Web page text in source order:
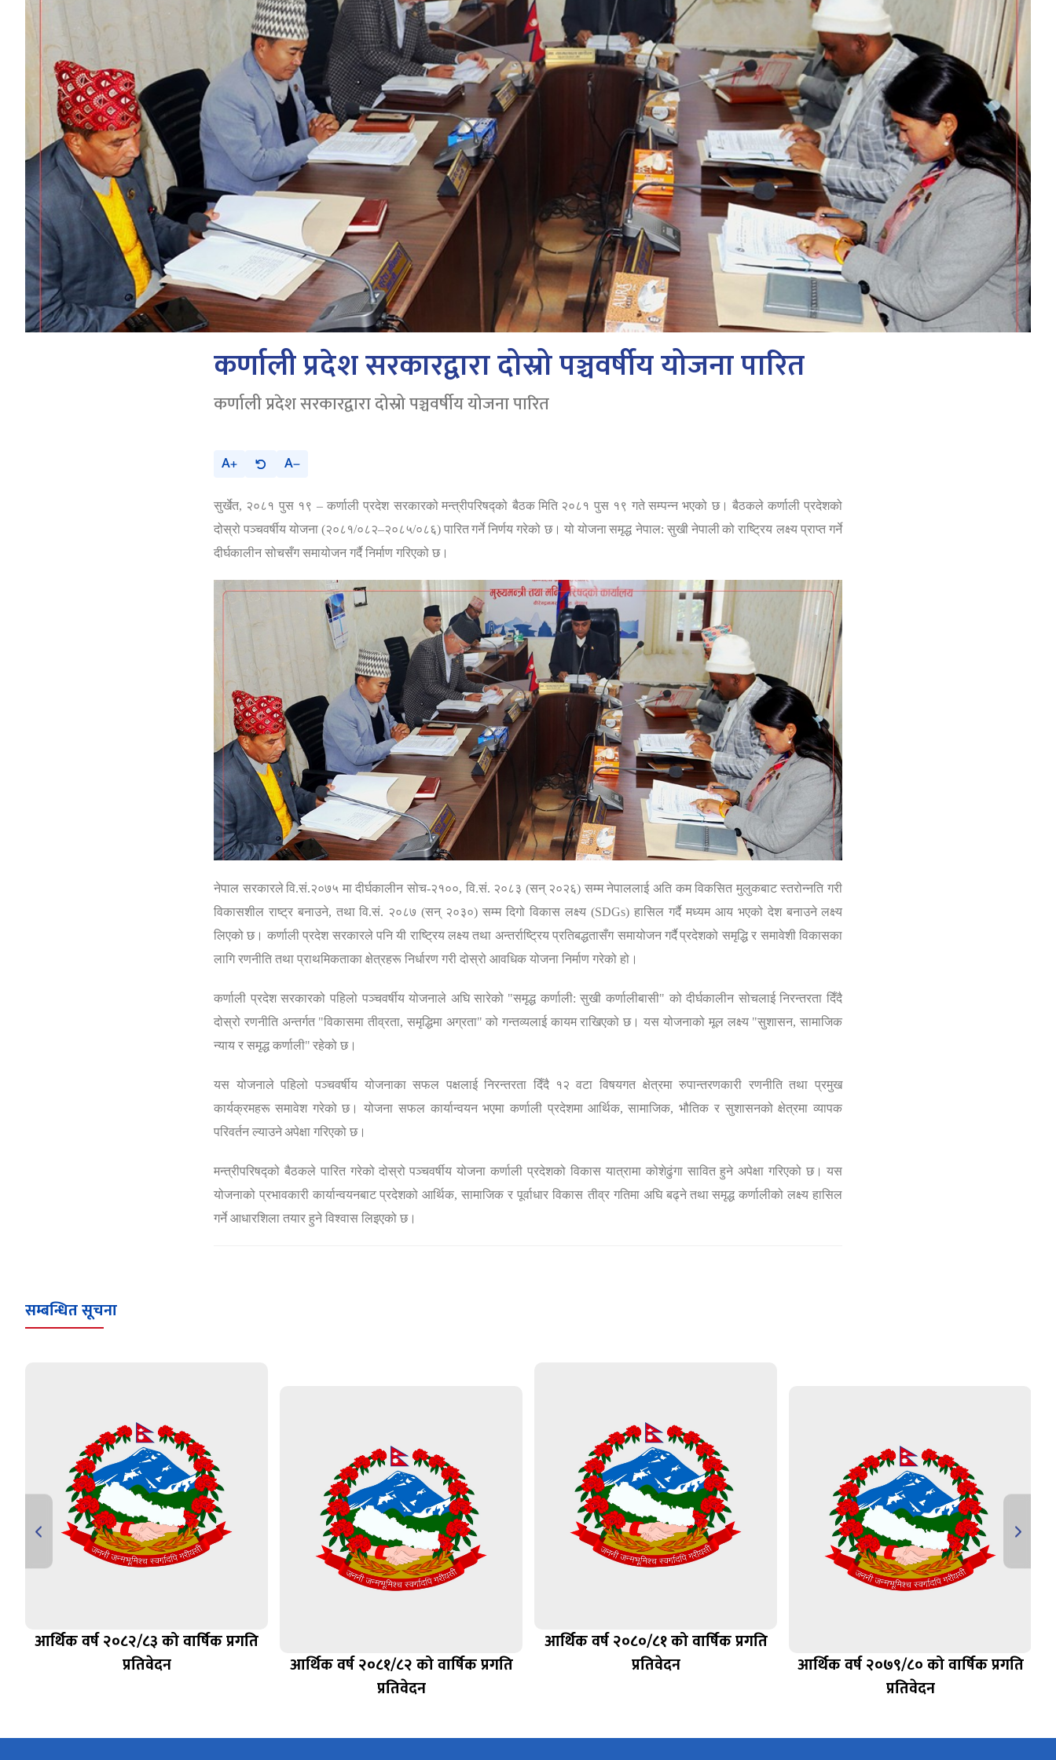
कर्णाली प्रदेश सरकारद्वारा दोस्रो पञ्चवर्षीय योजना पारित
कर्णाली प्रदेश सरकारद्वारा दोस्रो पञ्चवर्षीय योजना पारित
A A
सुर्खेत, २०८१ पुस १९ –कर्णाली प्रदेश सरकारको मन्त्रीपरिषद्को बैठक मिति २०८१ पुस १९ गते सम्पन्न भएको छ। बैठकले कर्णाली प्रदेशको
दोस्रो पञ्चवर्षीय योजना (२०८१/०८२–२०८५/०८६) पारितगर्ने निर्णय गरेको छ। यो योजनासमृद्ध नेपाल: सुखी नेपालीको राष्ट्रिय लक्ष्य प्राप्त गर्ने
दीर्घकालीन सोचसँग समायोजन गर्दै निर्माण गरिएको छ।
नेपाल सरकारले वि.सं.२०७५ मा दीर्घकालीन सोच-२१००, वि.सं. २०८३ (सन् २०२६) सम्म नेपाललाई अति कम विकसित मुलुकबाट स्तरोन्नति गरी
विकासशील राष्ट्र बनाउने, तथा वि.सं. २०८७ (सन् २०३०) सम्म दिगो विकास लक्ष्य (SDGs) हासिल गर्दै मध्यम आय भएको देश बनाउने लक्ष्य
लिएको छ। कर्णाली प्रदेश सरकारले पनि यी राष्ट्रिय लक्ष्य तथा अन्तर्राष्ट्रिय प्रतिबद्धतासँग समायोजन गर्दै प्रदेशको समृद्धि र समावेशी विकासका
लागि रणनीति तथा प्राथमिकताका क्षेत्रहरू निर्धारण गरी दोस्रो आवधिक योजना निर्माण गरेको हो।
कर्णाली प्रदेश सरकारको पहिलो पञ्चवर्षीय योजनाले अघि सारेको "समृद्ध कर्णाली: सुखी कर्णालीबासी" को दीर्घकालीन सोचलाई निरन्तरता दिँदै
दोस्रो रणनीति अन्तर्गत "विकासमा तीव्रता, समृद्धिमा अग्रता" को गन्तव्यलाई कायम राखिएको छ। यस योजनाको मूल लक्ष्य "सुशासन,सामाजिक
न्याय र समृद्ध कर्णाली" रहेको छ।
यस योजनाले पहिलो पञ्चवर्षीय योजनाका सफल पक्षलाई निरन्तरता दिँदै १२ वटा विषयगत क्षेत्रमा रुपान्तरणकारी रणनीति तथा प्रमुख
कार्यक्रमहरू समावेश गरेको छ। योजना सफल कार्यान्वयन भएमा कर्णाली प्रदेशमा आर्थिक,सामाजिक, भौतिक र सुशासनको क्षेत्रमा व्यापक
परिवर्तन ल्याउनेअपेक्षा गरिएको छ।
मन्त्रीपरिषद्को बैठकले पारित गरेको दोस्रो पञ्चवर्षीय योजना कर्णाली प्रदेशको विकास यात्रामा कोशेढुंगा सावित हुने अपेक्षा गरिएको छ। यस
योजनाको प्रभावकारी कार्यान्वयनबाट प्रदेशको आर्थिक,सामाजिक र पूर्वाधार विकास तीव्र गतिमा अघि बढ्ने तथा समृद्ध कर्णालीको लक्ष्य हासिल
गर्ने आधारशिला तयार हुने विश्वास लिइएको छ।
सम्बन्धित सूचना
आर्थिक वर्ष २०८२/८३ को वार्षिक प्रगति
प्रतिवेदन
आर्थिक वर्ष २०८१/८२ को वार्षिक प्रगति
प्रतिवेदन
आर्थिक वर्ष २०८०/८१ को वार्षिक प्रगति
प्रतिवेदन
आर्थिक वर्ष २०७९/८० को वार्षिक प्रगति
प्रतिवेदन